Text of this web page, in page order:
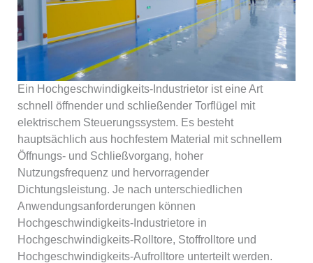
Ein Hochgeschwindigkeits-Industrietor ist eine Art
schnell öffnender und schließender Torflügel mit
elektrischem Steuerungssystem. Es besteht
hauptsächlich aus hochfestem Material mit schnellem
Öffnungs- und Schließvorgang, hoher
Nutzungsfrequenz und hervorragender
Dichtungsleistung. Je nach unterschiedlichen
Anwendungsanforderungen können
Hochgeschwindigkeits-Industrietore in
Hochgeschwindigkeits-Rolltore, Stoffrolltore und
Hochgeschwindigkeits-Aufrolltore unterteilt werden.